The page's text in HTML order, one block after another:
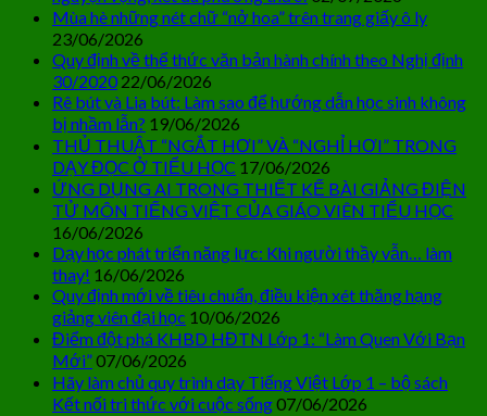
Mùa hè những nét chữ “nở hoa” trên trang giấy ô ly
23/06/2026
Quy định về thể thức văn bản hành chính theo Nghị định
30/2020 22/06/2026
Rê bút và Lia bút: Làm sao để hướng dẫn học sinh không
bị nhầm lẫn? 19/06/2026
THỦ THUẬT “NGẮT HƠI” VÀ “NGHỈ HƠI” TRONG
DẠY ĐỌC Ở TIỂU HỌC 17/06/2026
ỨNG DỤNG AI TRONG THIẾT KẾ BÀI GIẢNG ĐIỆN
TỬ MÔN TIẾNG VIỆT CỦA GIÁO VIÊN TIỂU HỌC
16/06/2026
Dạy học phát triển năng lực: Khi người thầy vẫn… làm
thay! 16/06/2026
Quy định mới về tiêu chuẩn, điều kiện xét thăng hạng
giảng viên đại học 10/06/2026
Điểm đột phá KHBD HĐTN Lớp 1: “Làm Quen Với Bạn
Mới”07/06/2026
Hãy làm chủ quy trình dạy Tiếng Việt Lớp 1 – bộ sách
Kết nối tri thức với cuộc sống07/06/2026